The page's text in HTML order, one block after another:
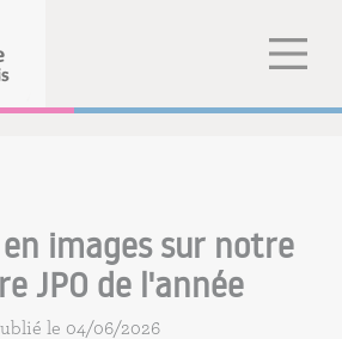
images sur notre
JPO de l'année
le 04/06/2026